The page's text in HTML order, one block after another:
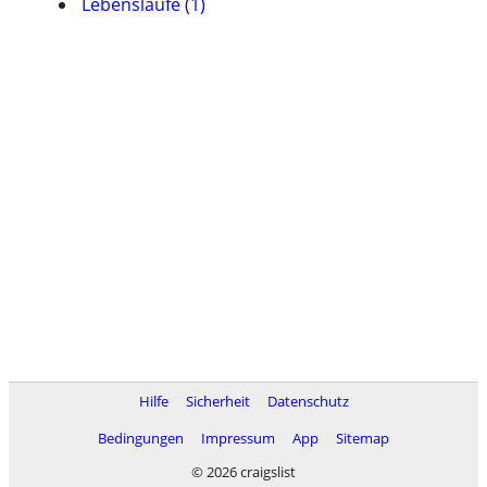
Hilfe Sicherheit
Datenschutz
Bedingungen
Impressum App
Sitemap
© 2026 craigslist